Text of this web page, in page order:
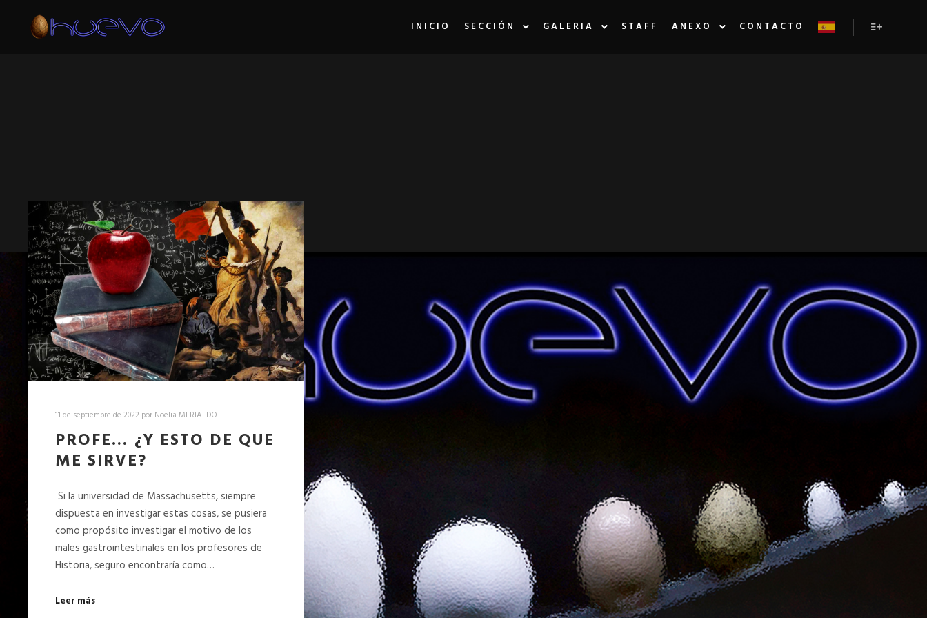
INICIO SECCIÓN GALERIA STAFF ANEXO CONTACTO
11 de septiembre de 2022 por Noelia MERIALDO
PROFE… ¿Y ESTO DE QUE
ME SIRVE?
Si la universidad de Massachusetts, siempre
dispuesta en investigar estas cosas, se pusiera
como propósito investigar el motivo de los
males gastrointestinales en los profesores de
Historia, seguro encontraría como…
Leer más